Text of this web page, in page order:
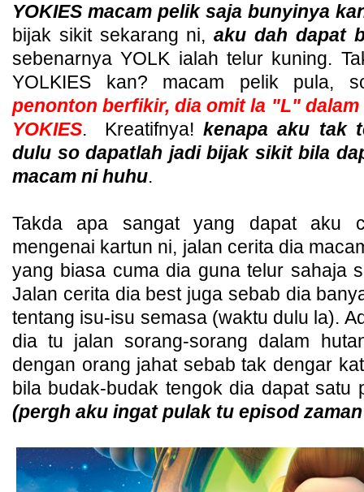
YOKIES macam pelik saja bunyinya
bijak sikit sekarang ni,aku dah dapat
sebenarnya YOLK ialah telur kuning.
YOLKIES kan? macam pelik pula,
penonton berfikir, dia omit la "L" dalam
YOKIES. Kreatifnya!kenapa aku tak
dulu so dapatlah jadi bijak sikit bila
macam ni huhu.
Takda apa sangat yang dapat aku
mengenai kartun ni, jalan cerita dia
yang biasa cuma dia guna telur sahaja
Jalan cerita dia best juga sebab dia
tentang isu-isu semasa (waktu dulu la).
dia tu jalan sorang-sorang dalam
dengan orang jahat sebab tak dengar
bila budak-budak tengok dia dapat satu
(pergh aku ingat pulak tu episod